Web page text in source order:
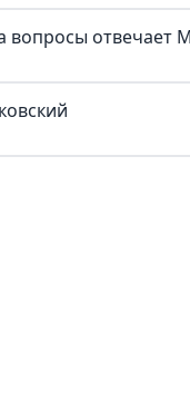
вопросы отвечает